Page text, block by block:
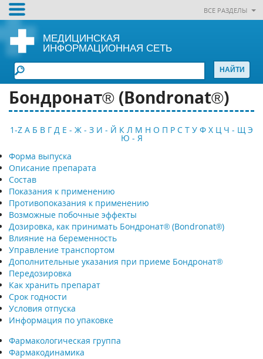
ВСЕ РАЗДЕЛЫ
МЕДИЦИНСКАЯ
ИНФОРМАЦИОННАЯ СЕТЬ
Бондронат® (Bondronat®)
1-Z А Б В Г Д Е - Ж - З И - Й К Л М Н О П Р С Т У Ф Х Ц Ч - Щ Э
Ю - Я
Форма выпуска
Описание препарата
Состав
Показания к применению
Противопоказания к применению
Возможные побочные эффекты
Дозировка, как принимать Бондронат® (Bondronat®)
Влияние на беременность
Управление транспортом
Дополнительные указания при приеме Бондронат®
Передозировка
Как хранить препарат
Срок годности
Условия отпуска
Информация по упаковке
Фармакологическая группа
Фармакодинамика